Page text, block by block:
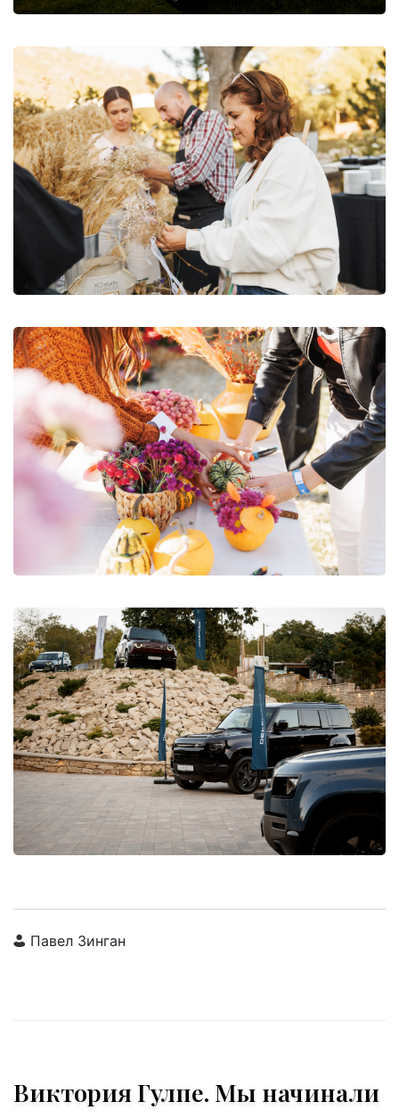
Павел Зинган
Виктория Гулпе. Мы начинали